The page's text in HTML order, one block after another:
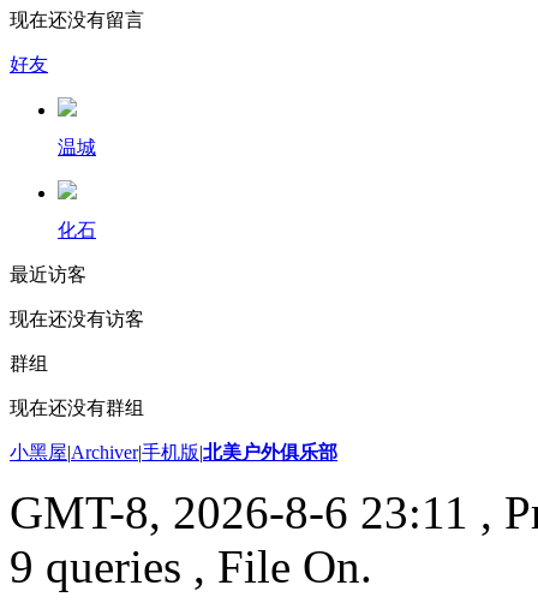
现在还没有留言
好友
温城
化石
最近访客
现在还没有访客
群组
现在还没有群组
小黑屋|Archiver|手机版|北美户外俱乐部
GMT-8, 2026-8-6 23:11 ,
9 queries , File On.